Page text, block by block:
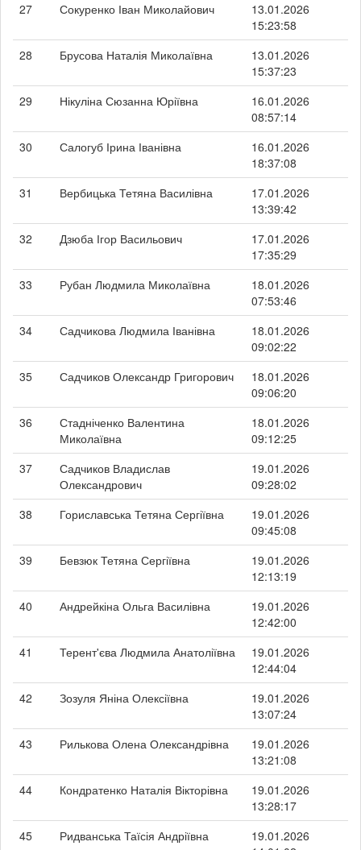
27
Сокуренко Іван Миколайович
13.01.2026
15:23:58
28
Брусова Наталія Миколаївна
13.01.2026
15:37:23
29
Нікуліна Сюзанна Юріївна
16.01.2026
08:57:14
30
Салогуб Ірина Іванівна
16.01.2026
18:37:08
31
Вербицька Тетяна Василівна
17.01.2026
13:39:42
32
Дзюба Ігор Васильович
17.01.2026
17:35:29
33
Рубан Людмила Миколаївна
18.01.2026
07:53:46
34
Садчикова Людмила Іванівна
18.01.2026
09:02:22
35
Садчиков Олександр Григорович
18.01.2026
09:06:20
36
Стадніченко Валентина
Миколаївна
18.01.2026
09:12:25
37
Садчиков Владислав
Олександрович
19.01.2026
09:28:02
38
Гориславська Тетяна Сергіївна
19.01.2026
09:45:08
39
Бевзюк Тетяна Сергіївна
19.01.2026
12:13:19
40
Андрейкіна Ольга Василівна
19.01.2026
12:42:00
41
Терент'єва Людмила Анатоліївна
19.01.2026
12:44:04
42
Зозуля Яніна Олексіївна
19.01.2026
13:07:24
43
Рилькова Олена Олександрівна
19.01.2026
13:21:08
44
Кондратенко Наталія Вікторівна
19.01.2026
13:28:17
45
Ридванська Таїсія Андріївна
19.01.2026